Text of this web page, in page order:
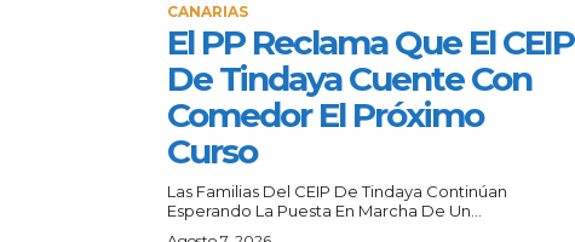
CANARIAS
El PP Reclama Que El CEIP
De Tindaya Cuente Con
Comedor El Próximo
Curso
Las Familias Del CEIP De Tindaya Continúan
Esperando La Puesta En Marcha De Un...